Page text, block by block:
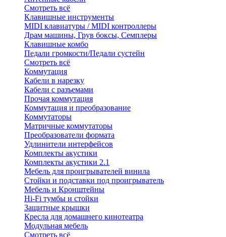
Смотреть всё
Клавишные инструменты
MIDI клавиатуры / MIDI контроллеры
Драм машины, Грув боксы, Семплеры
Клавишные комбо
Педали громкости/Педали сустейн
Смотреть всё
Коммутация
Кабели в нарезку
Кабели с разъемами
Прочая коммутация
Коммутация и преобразование
Коммутаторы
Матричные коммутаторы
Преобразователи формата
Удлинители интерфейсов
Комплекты акустики
Комплекты акустики 2.1
Мебель для проигрывателей винила
Стойки и подставки под проигрыватель
Мебель и Кронштейны
Hi-Fi тумбы и стойки
Защитные крышки
Кресла для домашнего кинотеатра
Модульная мебель
Смотреть всё